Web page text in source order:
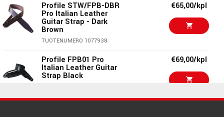
TUOTENUMERO 1054740
Ernie Ball 2812
Flatwound Cobalt
Bass 50-105
€56,00/pak
Elixir Acoustic Psb
Nanoweb 13-53
Profile STW/FPB-DBR
Pro Italian Leather
Guitar Strap - Dark
Brown
TUOTENUMERO 1077938
€65,00/kpl
Profile FPB01 Pro
Italian Leather Guitar
Strap Black
€69,00/kpl